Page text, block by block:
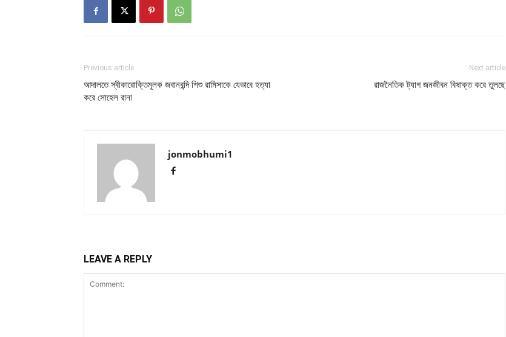
Previous article
আদালতে স্বীকারোক্তিমূলক জবানবন্দি শিশু রামিসাকে যেভাবে হত্যা
করে সোহেল রানা
Next article
রাজনৈতিক ট্যাগ জনজীবন বিষাক্ত করে তুলছে
jonmobhumi1
LEAVE A REPLY